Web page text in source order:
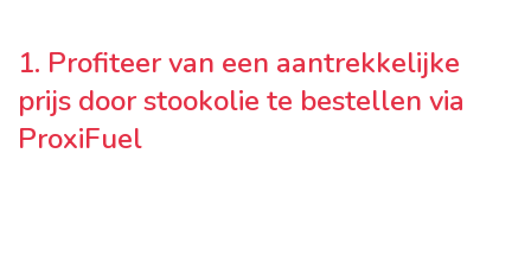
1. Profiteer van een aantrekkelijke
prijs door stookolie te bestellen via
ProxiFuel